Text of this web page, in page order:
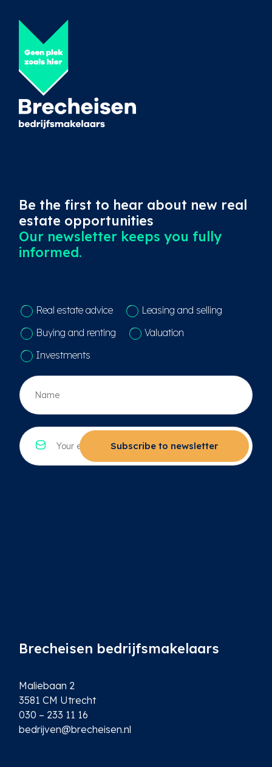
Be the first to hear about new real
estate opportunities
Our newsletter keeps you fully
informed.
C
o
n
t
a
c
k
e
e
*
Real estate advice
Leasing and selling
Buying and renting
Valuation
Investments
N
a
a
*
E
-
m
Subscribe to newsletter
Brecheisen bedrijfsmakelaars
Maliebaan 2
3581 CM Utrecht
030 – 233 11 16
bedrijven@brecheisen.nl